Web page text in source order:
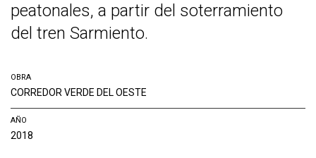
peatonales, a partir del soterramiento
del tren Sarmiento.
OBRA
CORREDOR VERDE DEL OESTE
AÑO
2018